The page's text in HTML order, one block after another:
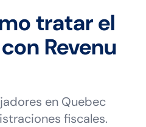
tratar el
Revenu
en Quebec
fiscales.